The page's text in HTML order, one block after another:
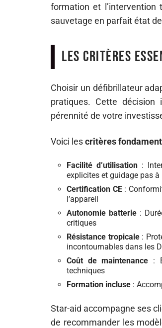
formation et l’intervention
sauvetage en parfait état
Les critères
Choisir un défibrillateur
pratiques. Cette décision
pérennité de votre
Voici lescritères
Facilité d’utilisation :
explicites et guidage pas
Certification CE:
l’appareil
Autonomie batterie:
critiques
Résistance tropicale:
incontournables dans les
Coût de maintenance :
techniques
Formation incluse :
Star-aid accompagne ses
de recommander les